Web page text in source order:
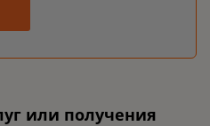
или получения